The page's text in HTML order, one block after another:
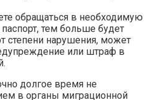
обращаться в необходимую
тем больше будет
степени нарушения, может
или штраф в
долгое время не
в органы миграционной